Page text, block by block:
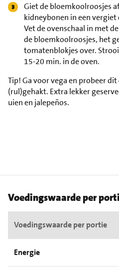
Giet de bloemkoolroosjes
kidneybonen in een vergiet
Vet de ovenschaal in met
de bloemkoolroosjes, het
tomatenblokjes over.
15-20 min. in de oven.
Tip!Ga voor vega en probeer
(rul)gehakt. Extra lekker
uien en jalepeños.
Voedingswaarde per
Voedingswaarde per portie
Energie